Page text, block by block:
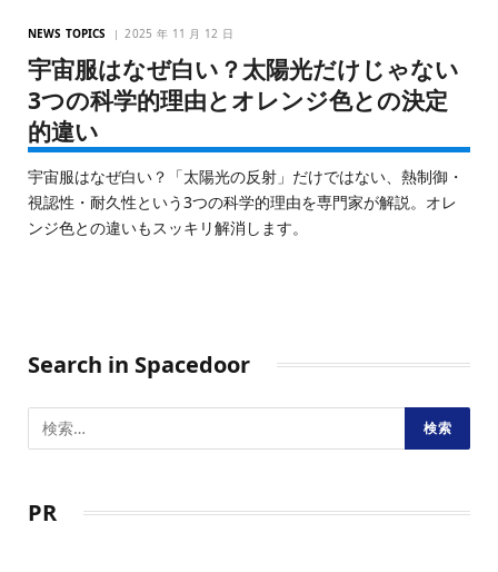
NEWS TOPICS 2025 年 11 月 12 日
宇宙服はなぜ白い？太陽光だけじゃない
3つの科学的理由とオレンジ色との決定
的違い
宇宙服はなぜ白い？「太陽光の反射」だけではない、熱制御・
視認性・耐久性という3つの科学的理由を専門家が解説。オレ
ンジ色との違いもスッキリ解消します。
Search in Spacedoor
PR